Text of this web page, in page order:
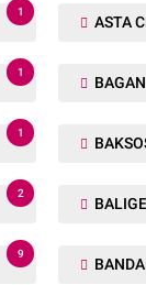
1
ASTA
1
1
2
BALIGE
9